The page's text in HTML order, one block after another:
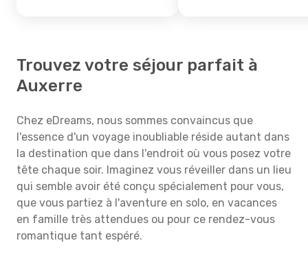
Trouvez votre séjour parfait à
Auxerre
Chez eDreams, nous sommes convaincus que
l'essence d'un voyage inoubliable réside autant dans
la destination que dans l'endroit où vous posez votre
tête chaque soir. Imaginez vous réveiller dans un lieu
qui semble avoir été conçu spécialement pour vous,
que vous partiez à l'aventure en solo, en vacances
en famille très attendues ou pour ce rendez-vous
romantique tant espéré.